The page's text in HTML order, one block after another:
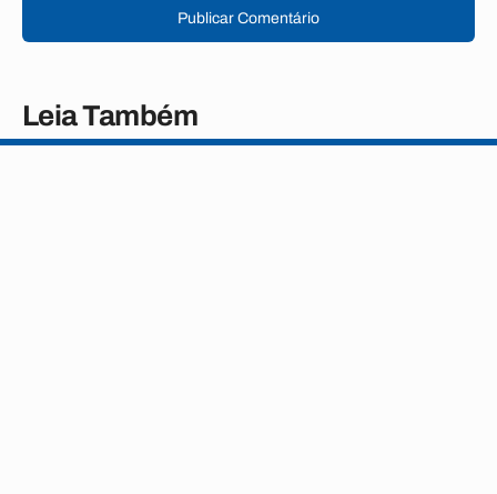
Publicar Comentário
Leia Também